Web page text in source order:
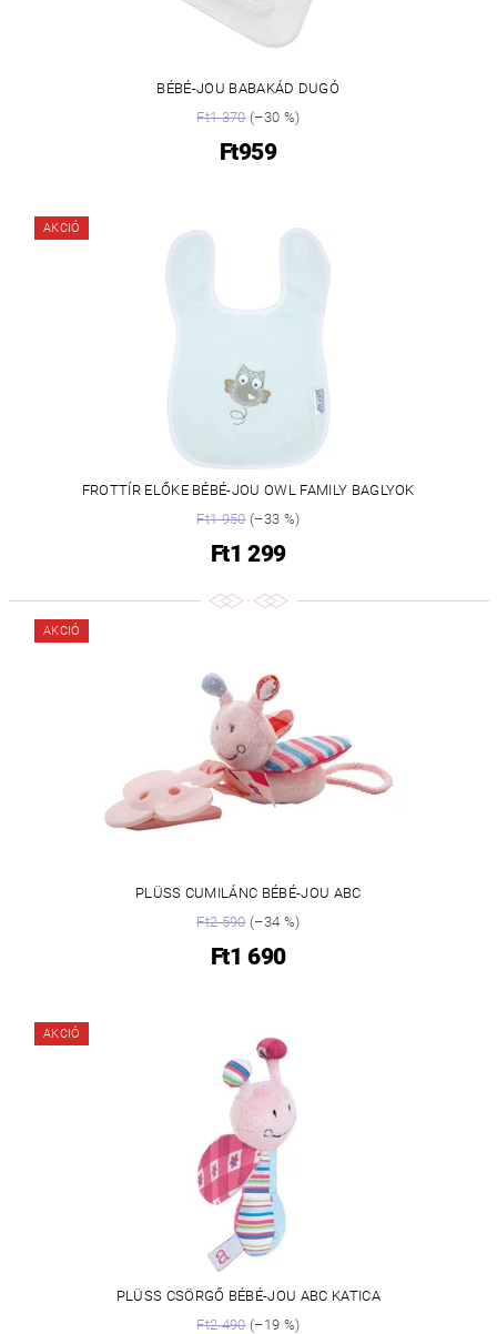
BÉBÉ-JOU BABAKÁD DUGÓ
Ft1 370(–30 %)
Ft959
AKCIÓ
FROTTÍR ELŐKE BÉBÉ-JOU OWL FAMILY BAGLYOK
Ft1 950(–33 %)
Ft1 299
AKCIÓ
PLÜSS CUMILÁNC BÉBÉ-JOU ABC
Ft2 590(–34 %)
Ft1 690
AKCIÓ
PLÜSS CSÖRGŐ BÉBÉ-JOU ABC KATICA
Ft2 490(–19 %)